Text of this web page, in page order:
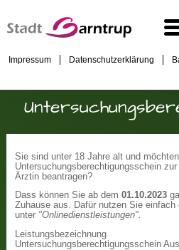
Impressum Datenschutzerklärung
Sie sind unter 18 Jahre alt und
Untersuchungsberechtigungsschein
Ärztin beantragen?
Dass können Sie ab dem01.10.2023
Zuhause aus. Dafür nutzen Sie einfach
unter "Onlinedienstleistungen".
Leistungsbezeichnung
Untersuchungsberechtigungsschein